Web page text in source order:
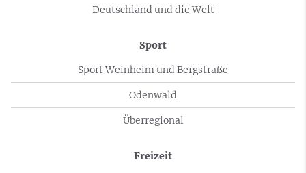
Deutschland und die Welt
Sport
Sport Weinheim und Bergstraße
Odenwald
Überregional
Freizeit